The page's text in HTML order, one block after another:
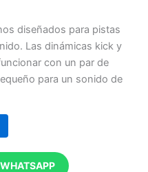
diseñados para pistas
Las dinámicas kick y
con un par de
para un sonido de